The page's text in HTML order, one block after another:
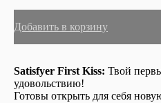
Добавить в корзину
Satisfyer First Kiss: Твой
удовольствию!
Готовы открыть для себя